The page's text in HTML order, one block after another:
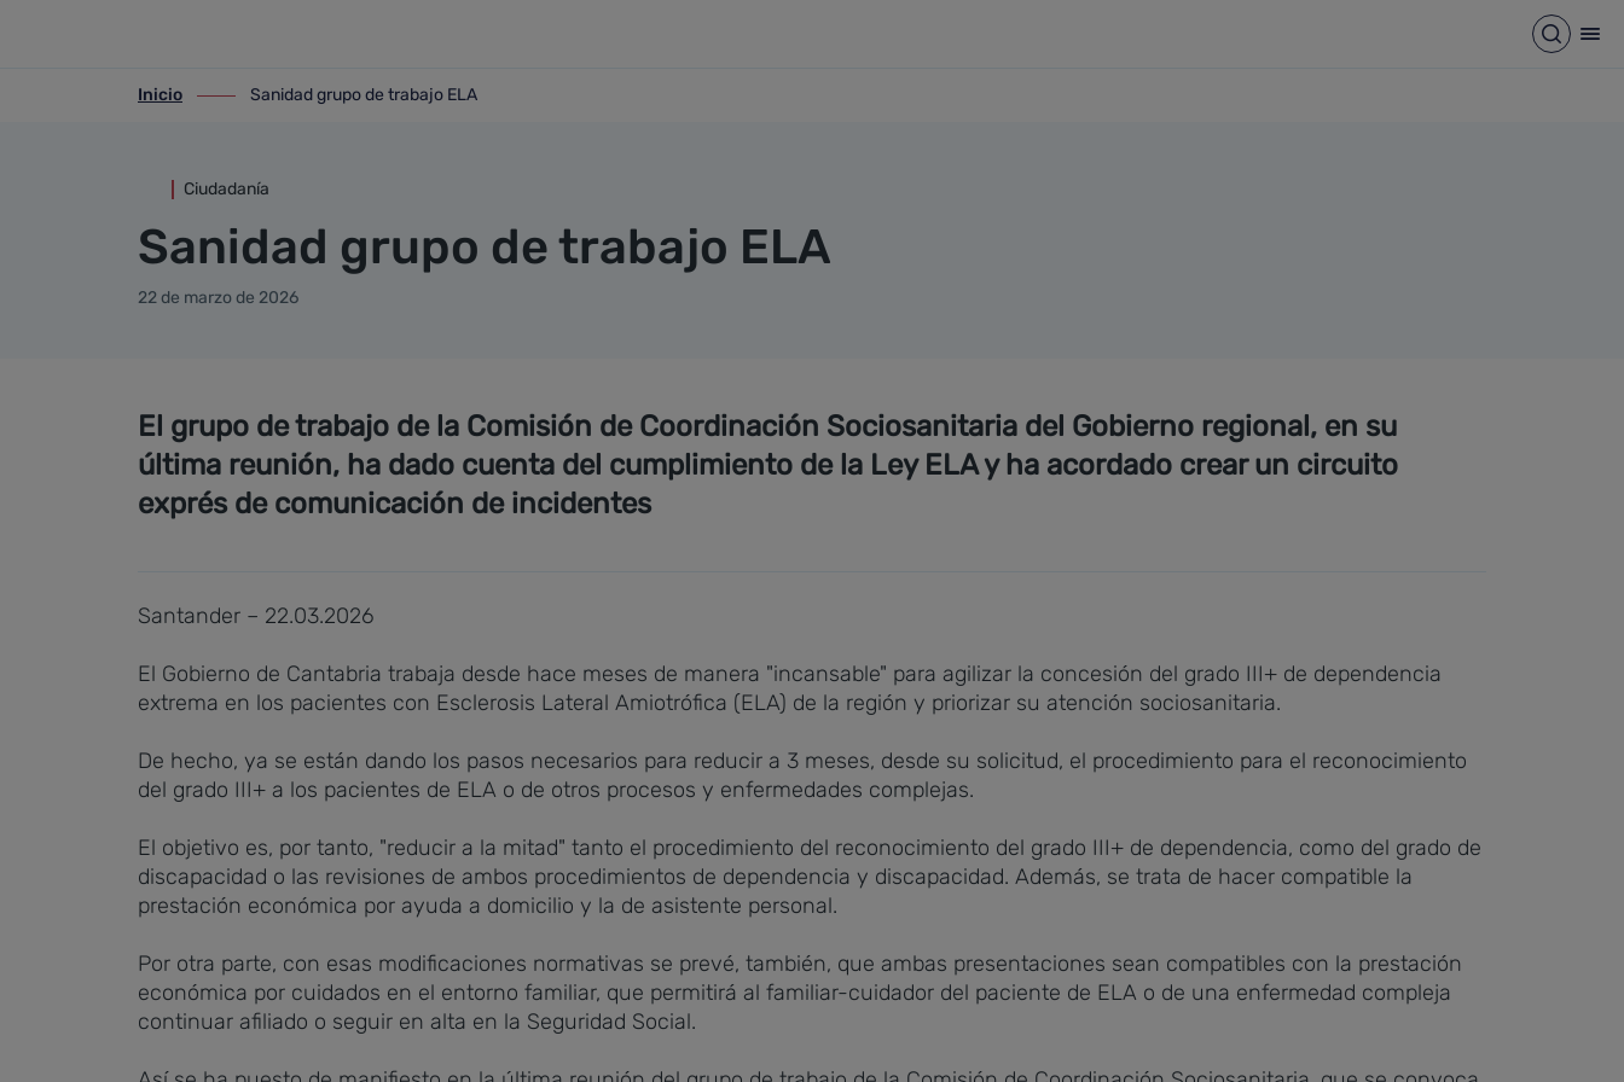
Abrir
ir-a inicio
Inicio
ir-a Sanidad grupo de trabajo ELA
Sanidad grupo de trabajo ELA
Ciudadanía
Sanidad grupo de trabajo ELA
22 de marzo de 2026
El grupo de trabajo de la Comisión de Coordinación Sociosanitaria del Gobierno regional, en su
última reunión, ha dado cuenta del cumplimiento de la Ley ELA y ha acordado crear un circuito
exprés de comunicación de incidentes
Santander – 22.03.2026
El Gobierno de Cantabria trabaja desde hace meses de manera "incansable" para agilizar la concesión del grado III+ de dependencia
extrema en los pacientes con Esclerosis Lateral Amiotrófica (ELA) de la región y priorizar su atención sociosanitaria.
De hecho, ya se están dando los pasos necesarios para reducir a 3 meses, desde su solicitud, el procedimiento para el reconocimiento
del grado III+ a los pacientes de ELA o de otros procesos y enfermedades complejas.
El objetivo es, por tanto, "reducir a la mitad" tanto el procedimiento del reconocimiento del grado III+ de dependencia, como del grado de
discapacidad o las revisiones de ambos procedimientos de dependencia y discapacidad. Además, se trata de hacer compatible la
prestación económica por ayuda a domicilio y la de asistente personal.
Por otra parte, con esas modificaciones normativas se prevé, también, que ambas presentaciones sean compatibles con la prestación
económica por cuidados en el entorno familiar, que permitirá al familiar-cuidador del paciente de ELA o de una enfermedad compleja
continuar afiliado o seguir en alta en la Seguridad Social.